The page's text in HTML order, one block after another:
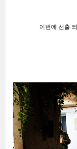
이번에 선출